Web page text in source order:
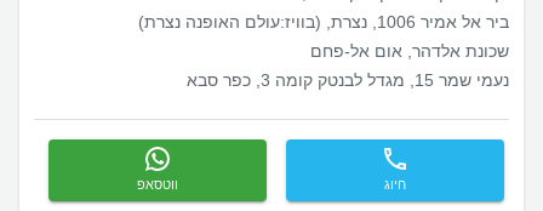
ביר אל אמיר 1006, נצרת, (בוויז:עולם האופנה נצרת)
שכונת אלדהר, אום אל-פחם
נעמי שמר 15, מגדל לבנטק קומה 3, כפר סבא
חיוג ווטסאפ